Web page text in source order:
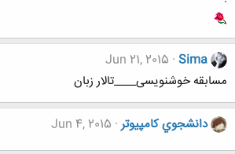
Sima
Jun 21, 2015
مسابقه خوشنویسی____تالار زبان
دانشجوي كامپيوتر Jun 4, 2015